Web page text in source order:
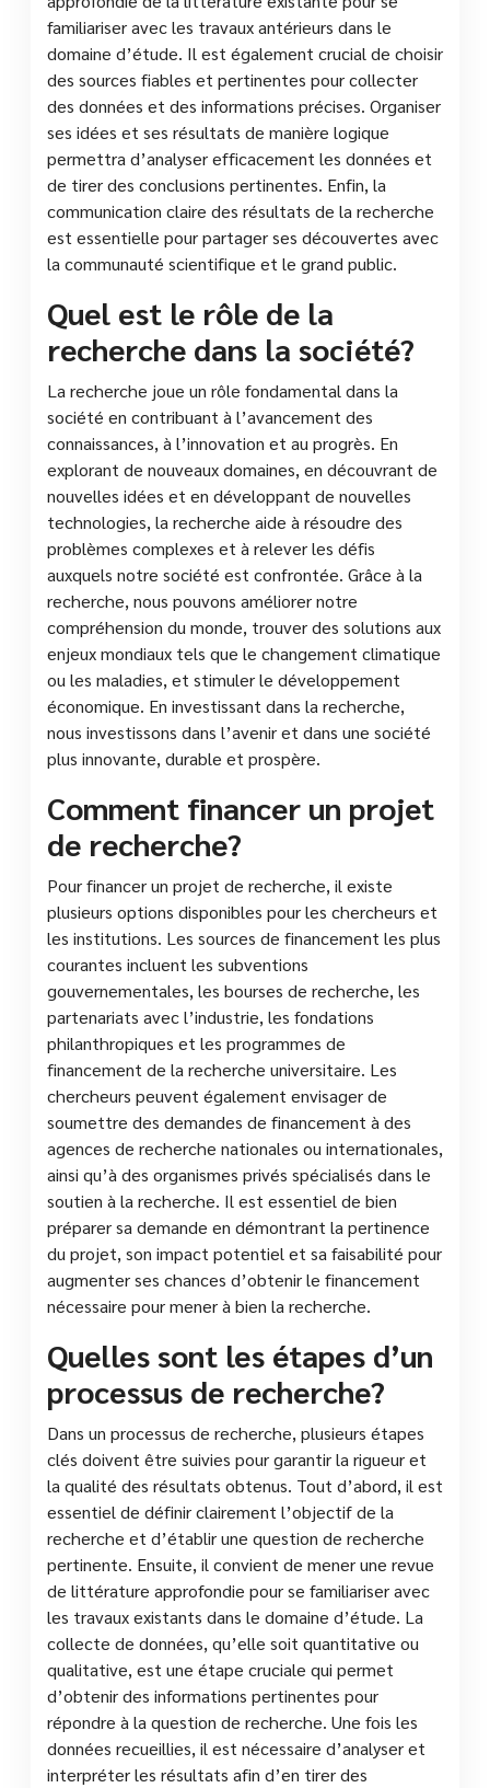
familiariser avec les travaux antérieurs dans le
domaine d’étude. Il est également crucial de choisir
des sources fiables et pertinentes pour collecter
des données et des informations précises. Organiser
ses idées et ses résultats de manière logique
permettra d’analyser efficacement les données et
de tirer des conclusions pertinentes. Enfin, la
communication claire des résultats de la recherche
est essentielle pour partager ses découvertes avec
la communauté scientifique et le grand public.
Quel est le rôle de la
recherche dans la société?
La recherche joue un rôle fondamental dans la
société en contribuant à l’avancement des
connaissances, à l’innovation et au progrès. En
explorant de nouveaux domaines, en découvrant de
nouvelles idées et en développant de nouvelles
technologies, la recherche aide à résoudre des
problèmes complexes et à relever les défis
auxquels notre société est confrontée. Grâce à la
recherche, nous pouvons améliorer notre
compréhension du monde, trouver des solutions aux
enjeux mondiaux tels que le changement climatique
ou les maladies, et stimuler le développement
économique. En investissant dans la recherche,
nous investissons dans l’avenir et dans une société
plus innovante, durable et prospère.
Comment financer un projet
de recherche?
Pour financer un projet de recherche, il existe
plusieurs options disponibles pour les chercheurs et
les institutions. Les sources de financement les plus
courantes incluent les subventions
gouvernementales, les bourses de recherche, les
partenariats avec l’industrie, les fondations
philanthropiques et les programmes de
financement de la recherche universitaire. Les
chercheurs peuvent également envisager de
soumettre des demandes de financement à des
agences de recherche nationales ou internationales,
ainsi qu’à des organismes privés spécialisés dans le
soutien à la recherche. Il est essentiel de bien
préparer sa demande en démontrant la pertinence
du projet, son impact potentiel et sa faisabilité pour
augmenter ses chances d’obtenir le financement
nécessaire pour mener à bien la recherche.
Quelles sont les étapes d’un
processus de recherche?
Dans un processus de recherche, plusieurs étapes
clés doivent être suivies pour garantir la rigueur et
la qualité des résultats obtenus. Tout d’abord, il est
essentiel de définir clairement l’objectif de la
recherche et d’établir une question de recherche
pertinente. Ensuite, il convient de mener une revue
de littérature approfondie pour se familiariser avec
les travaux existants dans le domaine d’étude. La
collecte de données, qu’elle soit quantitative ou
qualitative, est une étape cruciale qui permet
d’obtenir des informations pertinentes pour
répondre à la question de recherche. Une fois les
données recueillies, il est nécessaire d’analyser et
interpréter les résultats afin d’en tirer des